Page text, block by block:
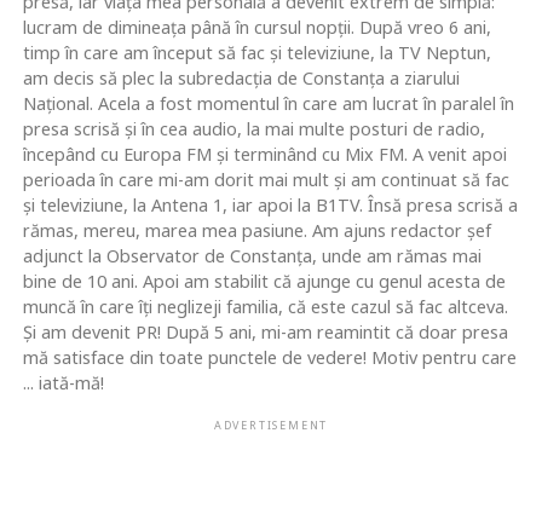
lucram de dimineaţa până în cursul nopţii. După vreo 6 ani,
timp în care am început să fac şi televiziune, la TV Neptun,
am decis să plec la subredacţia de Constanţa a ziarului
Naţional. Acela a fost momentul în care am lucrat în paralel în
presa scrisă şi în cea audio, la mai multe posturi de radio,
începând cu Europa FM şi terminând cu Mix FM. A venit apoi
perioada în care mi-am dorit mai mult şi am continuat să fac
şi televiziune, la Antena 1, iar apoi la B1TV. Însă presa scrisă a
rămas, mereu, marea mea pasiune. Am ajuns redactor şef
adjunct la Observator de Constanţa, unde am rămas mai
bine de 10 ani. Apoi am stabilit că ajunge cu genul acesta de
muncă în care îţi neglizeji familia, că este cazul să fac altceva.
Şi am devenit PR! După 5 ani, mi-am reamintit că doar presa
mă satisface din toate punctele de vedere! Motiv pentru care
... iată-mă!
ADVERTISEMENT